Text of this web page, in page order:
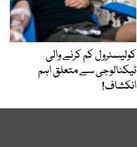
کولیسٹرول کم کرنے والی
ٹیکنالوجی سے متعلق اہم
انکشاف!